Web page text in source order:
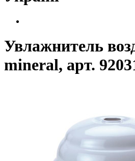
Увлажнитель
mineral, арт.